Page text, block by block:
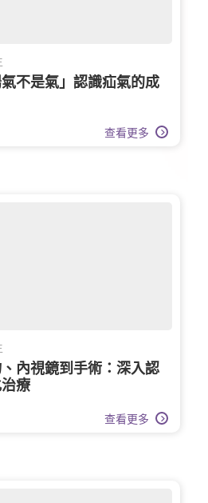
不是氣」認識疝氣的成
查看更多
內視鏡到手術：深入認
療
查看更多